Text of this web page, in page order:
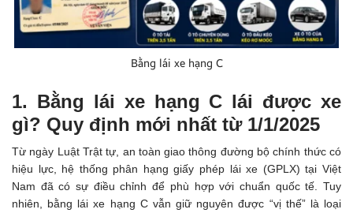
Bằng lái xe hạng C
1. Bằng lái xe hạng C lái được xe
gì? Quy định mới nhất từ 1/1/2025
Từ ngày Luật Trật tự, an toàn giao thông đường bộ chính thức có
hiệu lực, hệ thống phân hạng giấy phép lái xe (GPLX) tại Việt
Nam đã có sự điều chỉnh để phù hợp với chuẩn quốc tế. Tuy
nhiên, bằng lái xe hạng C vẫn giữ nguyên được “vị thế” là loại